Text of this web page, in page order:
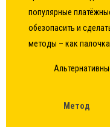
популярные
обезопасить и
методы – как
Метод